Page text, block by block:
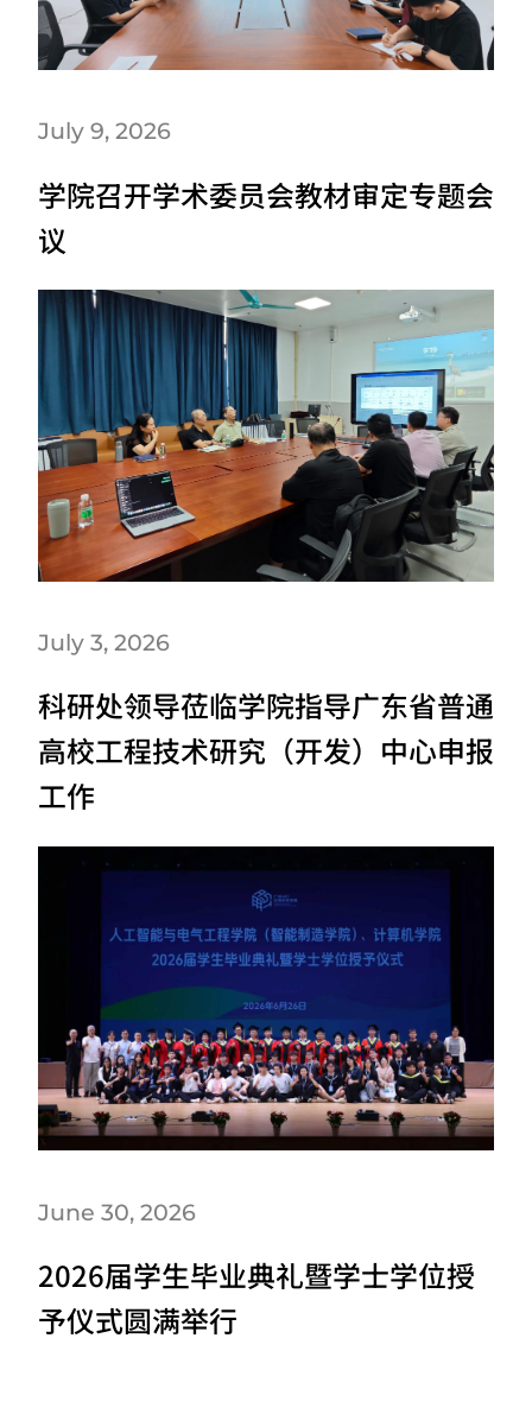
July 9, 2026
学院召开学术委员会教材审定专题会
议
July 3, 2026
科研处领导莅临学院指导广东省普通
高校工程技术研究（开发）中心申报
工作
June 30, 2026
2026届学生毕业典礼暨学士学位授
予仪式圆满举行